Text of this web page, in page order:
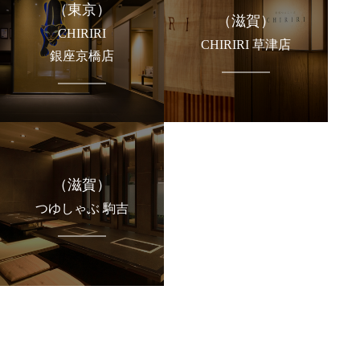
（東京）
CHIRIRI
銀座京橋店
（滋賀）
CHIRIRI 草津店
（滋賀）
つゆしゃぶ 駒吉